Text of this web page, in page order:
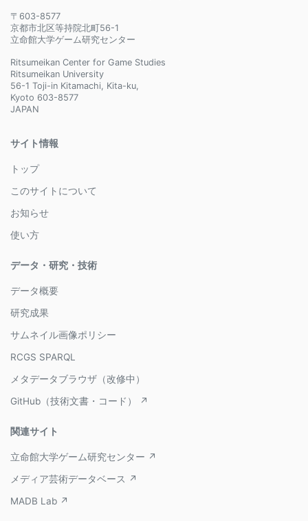
〒603-8577
京都市北区等持院北町56-1
立命館大学ゲーム研究センター
Ritsumeikan Center for Game Studies
Ritsumeikan University
56-1 Toji-in Kitamachi, Kita-ku,
Kyoto 603-8577
JAPAN
サイト情報
トップ
このサイトについて
お知らせ
使い方
データ・研究・技術
データ概要
研究成果
サムネイル画像ポリシー
RCGS SPARQL
メタデータブラウザ（改修中）
GitHub（技術文書・コード） ↗
関連サイト
立命館大学ゲーム研究センター ↗
メディア芸術データベース ↗
MADB Lab ↗